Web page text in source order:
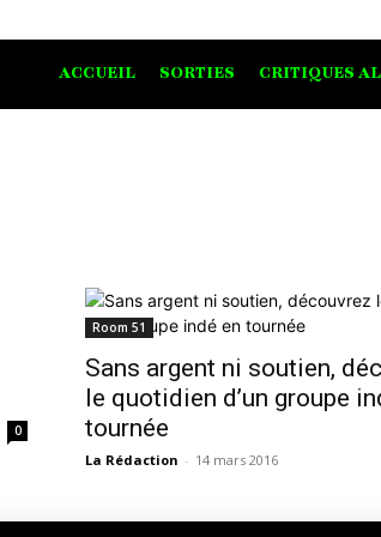
ACCUEIL SORTIES CRITIQUES
0
Room 51
Sans argent ni soutien,
le quotidien d’un groupe
tournée
La Rédaction - 14 mars 2016